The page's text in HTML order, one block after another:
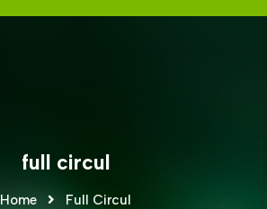
full circul
Home Full Circul